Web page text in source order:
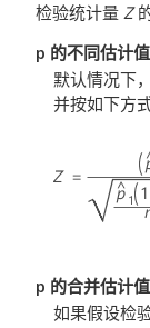
检验统计量 Z
p 的不同估计值
默认情况下
并按如下方
p 的合并估计值
如果假设检